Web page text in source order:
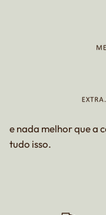
e nada melhor que a
tudo isso.